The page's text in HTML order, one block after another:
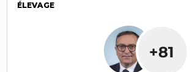
ÉLEVAGE
+81